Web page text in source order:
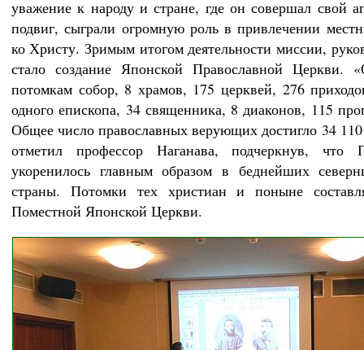
уважение к народу и стране, где он совершал свой
подвиг, сыграли огромную роль в привлечении
ко Христу. Зримым итогом деятельности миссии,
стало создание Японской Православной Церкви.
потомкам собор, 8 храмов, 175 церквей, 276
одного епископа, 34 священника, 8 диаконов, 115
Общее число православных верующих достигло 34
отметил профессор Наганава, подчеркнув, что
укоренилось главным образом в беднейших
страны. Потомки тех христиан и поныне
Поместной Японской Церкви.